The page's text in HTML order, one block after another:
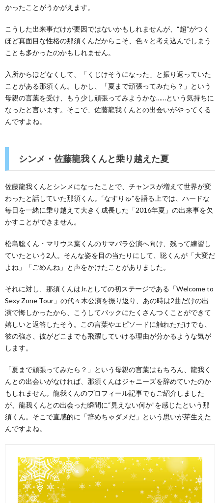
かったことがうかがえます。
こうした出来事だけが要因ではないかもしれませんが、“超”がつく
ほど真面目な性格の那須くんだからこそ、色々と考え込んでしまう
ことも多かったのかもしれません。
入所からほどなくして、「くじけそうになった」と振り返っていた
ことがある那須くん。しかし、「夏まで頑張ってみたら？」という
母親の言葉を受け、もう少し頑張ってみようかな……という気持ちに
なったと言います。そこで、佐藤龍我くんとの出会いがやってくる
んですよね。
シンメ・佐藤龍我くんと乗り越えた夏
佐藤龍我くんとシンメになったことで、チャンスが増えて世界が変
わったと話していた那須くん。“なすりゅ”を語る上では、ハードな
毎日を一緒に乗り越えて大きく成長した「2016年夏」の出来事を欠
かすことができません。
松島聡くん・マリウス葉くんのサマパラ公演へ向け、残って練習し
ていたという2人。そんな姿を目の当たりにして、聡くんが「大変だ
よね」「ごめんね」と声をかけたことがありました。
それに対し、那須くんはJr.としての初ステージである「Welcome to
Sexy Zone Tour」の代々木公演を振り返り、あの時は2曲だけの出
演で悔しかったから、こうしてバックにたくさんつくことができて
嬉しいと返答したそう。この言葉やエピソードに触れただけでも、
彼の強さ、彼がどこまでも飛躍していける理由が分かるような気が
します。
「夏まで頑張ってみたら？」という母親の言葉はもちろん、龍我く
んとの出会いがなければ、那須くんはジャニーズを辞めていたのか
もしれません。龍我くんのプロフィール記事でもご紹介しました
が、龍我くんとの出会った瞬間に“見えない何か”を感じたという那
須くん。そこで直感的に「辞めちゃダメだ」という思いが芽生えた
んですよね。